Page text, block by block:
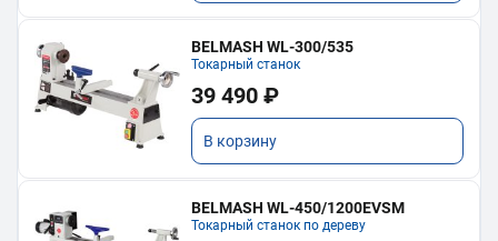
BELMASH WL-300/535
Токарный станок
39 490 ₽
В корзину
BELMASH WL-450/1200EVSM
Токарный станок по дереву